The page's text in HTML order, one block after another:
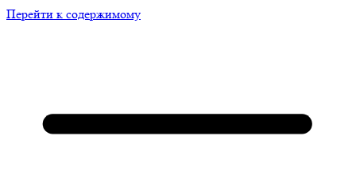
Перейти к содержимому